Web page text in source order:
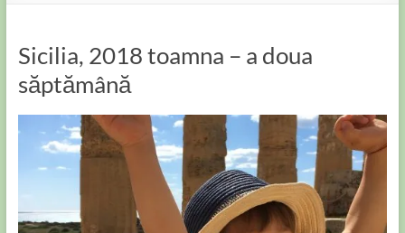
Sicilia, 2018 toamna – a doua
săptămână